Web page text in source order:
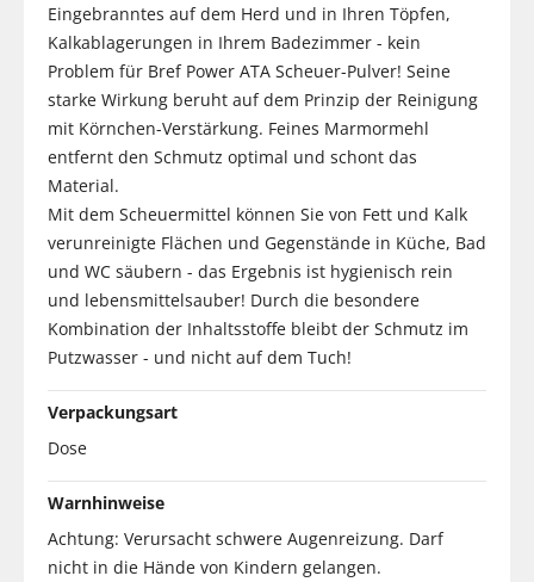
Eingebranntes auf dem Herd und in Ihren Töpfen,
Kalkablagerungen in Ihrem Badezimmer - kein
Problem für Bref Power ATA Scheuer-Pulver! Seine
starke Wirkung beruht auf dem Prinzip der Reinigung
mit Körnchen-Verstärkung. Feines Marmormehl
entfernt den Schmutz optimal und schont das
Material.
Mit dem Scheuermittel können Sie von Fett und Kalk
verunreinigte Flächen und Gegenstände in Küche, Bad
und WC säubern - das Ergebnis ist hygienisch rein
und lebensmittelsauber! Durch die besondere
Kombination der Inhaltsstoffe bleibt der Schmutz im
Putzwasser - und nicht auf dem Tuch!
Verpackungsart
Dose
Warnhinweise
Achtung: Verursacht schwere Augenreizung. Darf
nicht in die Hände von Kindern gelangen.